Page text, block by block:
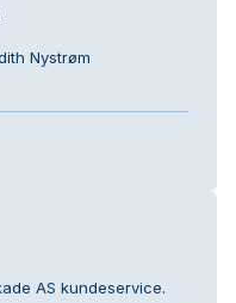
Nystrøm
AS kundeservice.